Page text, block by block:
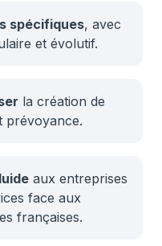
spécifiques, avec
et évolutif.
la création de
prévoyance.
aux entreprises
face aux
françaises.